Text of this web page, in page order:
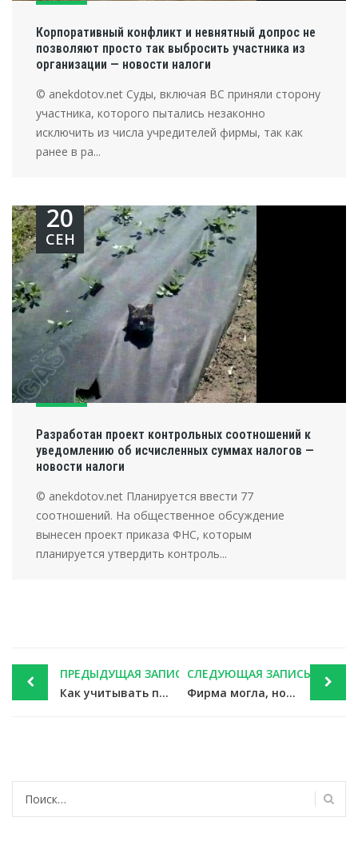
Корпоративный конфликт и невнятный допрос не
позволяют просто так выбросить участника из
организации — новости налоги
© anekdotov.net Суды, включая ВС приняли сторону
участника, которого пытались незаконно
исключить из числа учредителей фирмы, так как
ранее в ра...
Разработан проект контрольных соотношений к
уведомлению об исчисленных суммах налогов —
новости налоги
20
СЕН
© anekdotov.net Планируется ввести 77
соотношений. На общественное обсуждение
вынесен проект приказа ФНС, которым
планируется утвердить контроль...
Post
navigation
ПРЕДЫДУЩАЯ ЗАПИСЬ
Как учитывать проценты по кредиту после смены объекта налогообложения при УСН — новости налоги
СЛЕДУЮЩАЯ ЗАПИСЬ
Фирма могла, но не потребовала от физлица улаты штрафа: возникает ли НДФЛ — новости налоги